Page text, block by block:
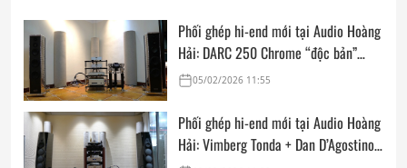
Phối ghép hi-end mới tại Audio Hoàng
Hải: DARC 250 Chrome “độc bản”
cùng FM Acoustics, Goldmund, Kalista
05/02/2026 11:55
Phối ghép hi-end mới tại Audio Hoàng
Hải: Vimberg Tonda + Dan D’Agostino